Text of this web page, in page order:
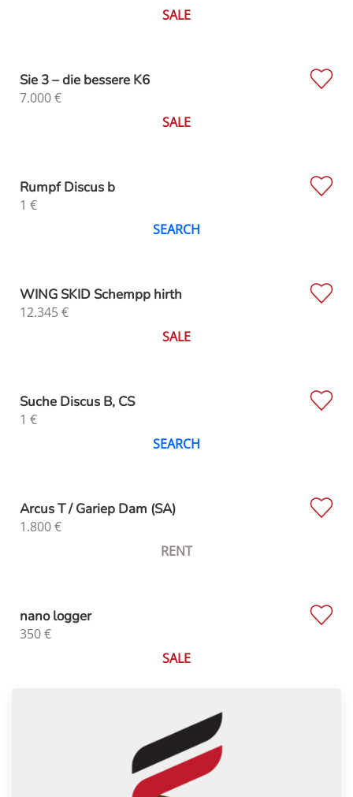
SALE
Sie 3 – die bessere K6
7.000€
SALE
Rumpf Discus b
1 €
SEARCH
WING SKID Schempp hirth
12.345€
SALE
Suche Discus B, CS
1 €
SEARCH
Arcus T / Gariep Dam (SA)
1.800€
RENT
nano logger
350€
SALE